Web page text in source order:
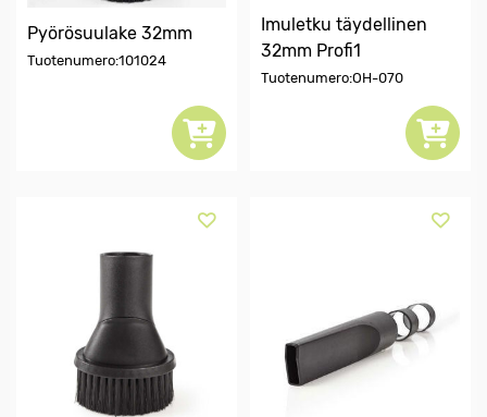
Pyörösuulake 32mm
Tuotenumero:101024
Imuletku täydellinen
32mm Profi1
Tuotenumero:OH-070